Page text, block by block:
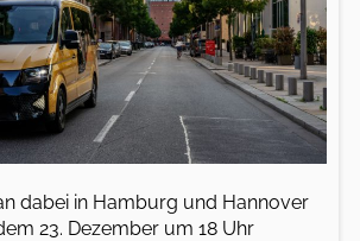
dabei in Hamburg und Hannover
23. Dezember um 18 Uhr